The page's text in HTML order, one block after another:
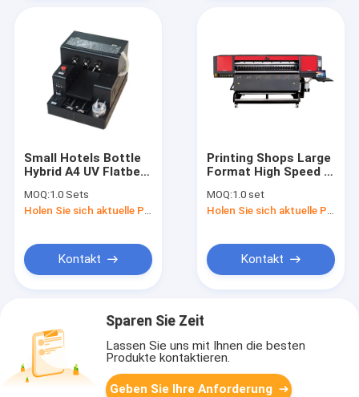
Small Hotels Bottle
Hybrid A4 UV Flatbed
Device
MOQ:1.0 Sets
Kontakt
Printing Shops Large
Format High Speed ​​
Textile Printer
Polyester Printer Dye
MOQ:1.0 set
Kontakt
Sparen Sie Zeit
Lassen Sie uns mit Ihnen die besten
Produkte kontaktieren.
Geben Sie Ihre Anforderung